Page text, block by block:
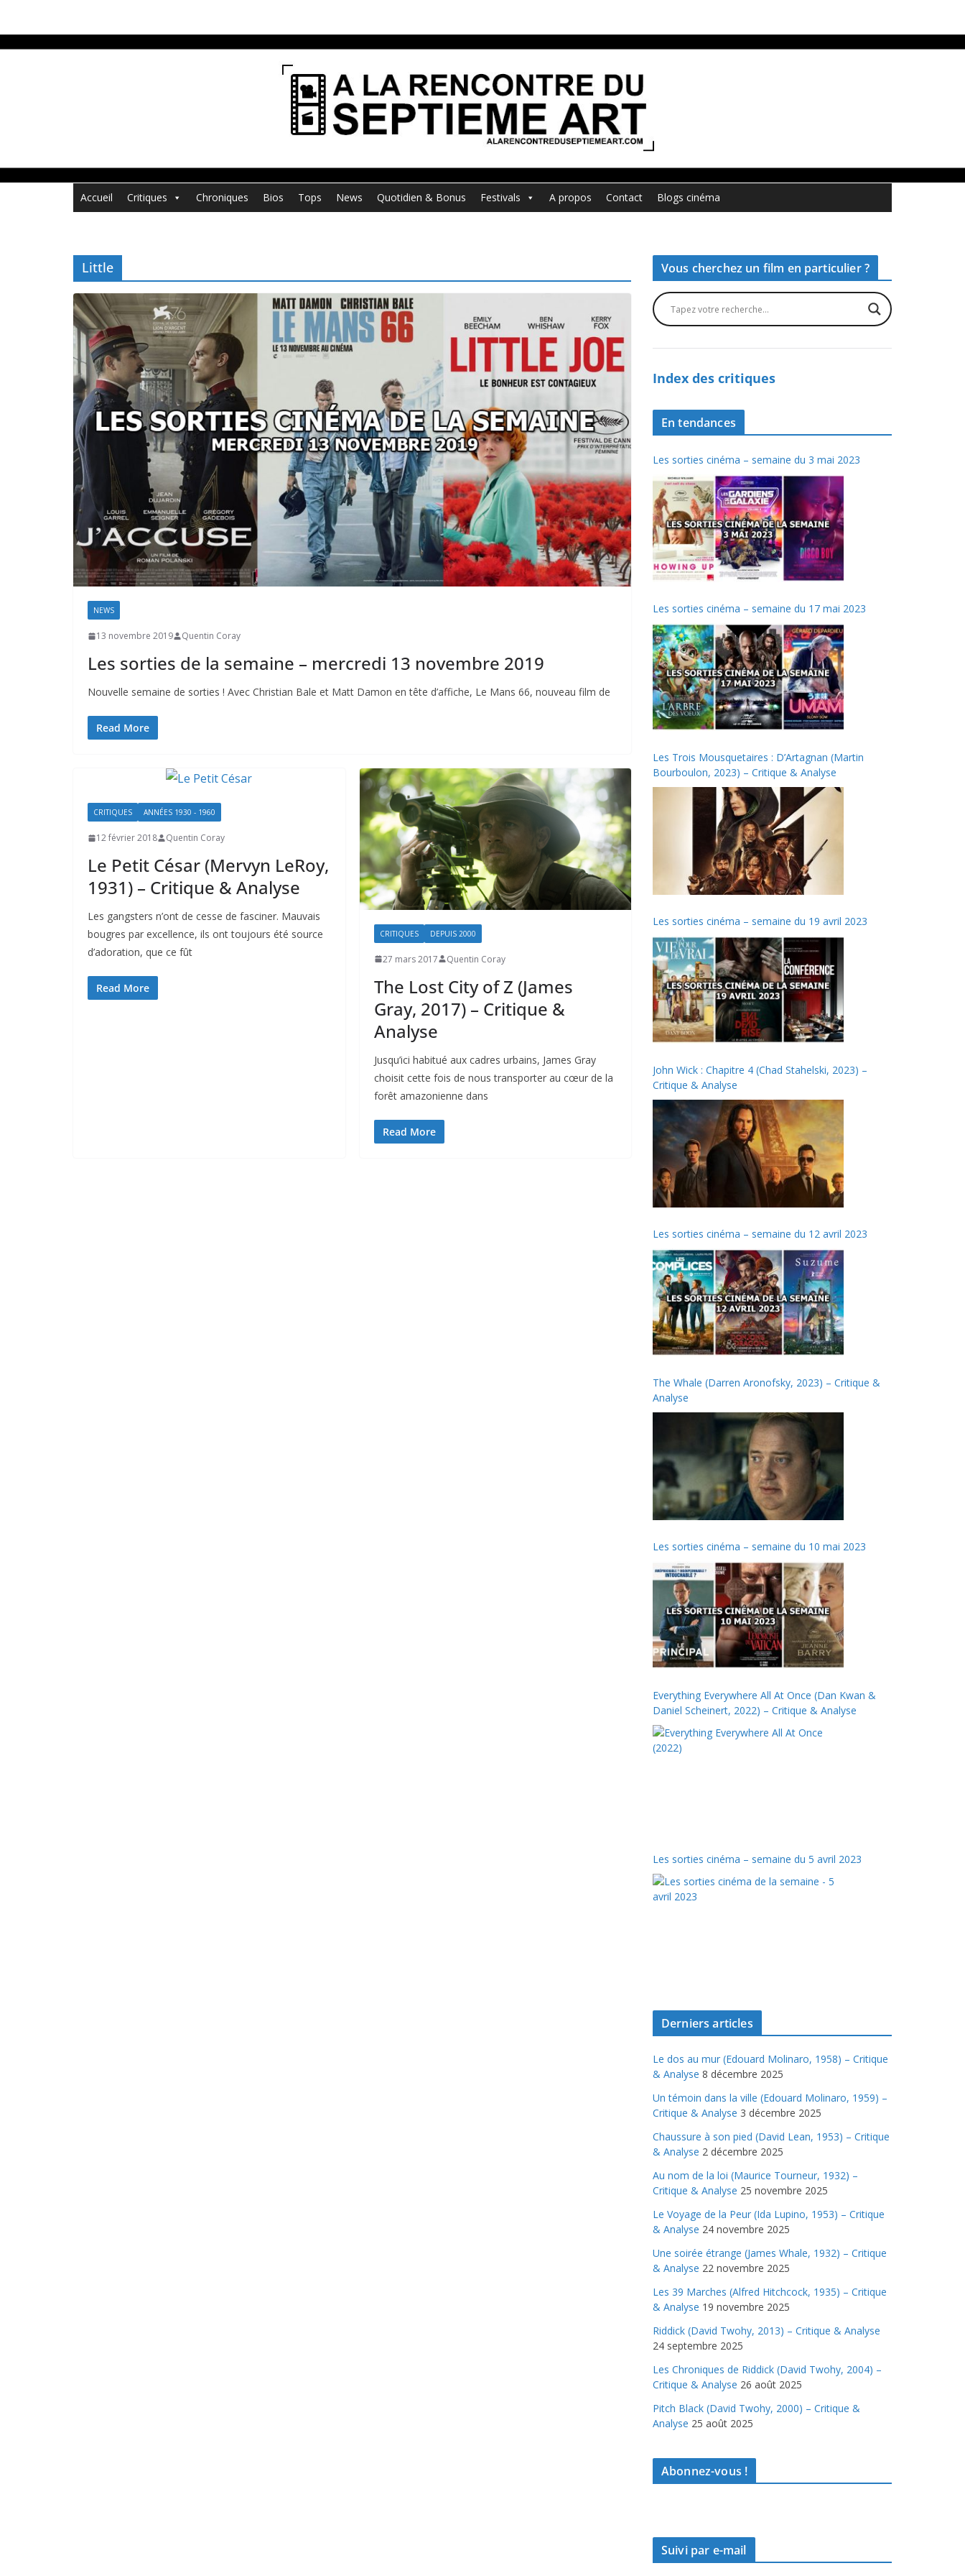
contenu
Accueil Critiques Chroniques Bios Tops News Quotidien & Bonus Festivals A propos Contact Blogs cinéma
Little
NEWS
13 novembre 2019 Quentin Coray
Les sorties de la semaine – mercredi 13 novembre 2019
Nouvelle semaine de sorties ! Avec Christian Bale et Matt Damon en tête d’affiche, Le Mans 66, nouveau film de
Read More
CRITIQUES ANNÉES 1930 - 1960
12 février 2018 Quentin Coray
Le Petit César (Mervyn LeRoy,
1931) – Critique & Analyse
Les gangsters n’ont de cesse de fasciner. Mauvais
bougres par excellence, ils ont toujours été source
d’adoration, que ce fût
Read More
CRITIQUES DEPUIS 2000
27 mars 2017 Quentin Coray
The Lost City of Z (James
Gray, 2017) – Critique &
Analyse
Jusqu’ici habitué aux cadres urbains, James Gray
choisit cette fois de nous transporter au cœur de la
forêt amazonienne dans
Read More
Vous cherchez un film en particulier ?
Index des critiques
En tendances
Les sorties cinéma – semaine du 3 mai 2023
Les sorties cinéma – semaine du 17 mai 2023
Les Trois Mousquetaires : D’Artagnan (Martin
Bourboulon, 2023) – Critique & Analyse
Les sorties cinéma – semaine du 19 avril 2023
John Wick : Chapitre 4 (Chad Stahelski, 2023) –
Critique & Analyse
Les sorties cinéma – semaine du 12 avril 2023
The Whale (Darren Aronofsky, 2023) – Critique &
Analyse
Les sorties cinéma – semaine du 10 mai 2023
Everything Everywhere All At Once (Dan Kwan &
Daniel Scheinert, 2022) – Critique & Analyse
Les sorties cinéma – semaine du 5 avril 2023
Derniers articles
Le dos au mur (Edouard Molinaro, 1958) – Critique
& Analyse 8 décembre 2025
Un témoin dans la ville (Edouard Molinaro, 1959) –
Critique & Analyse 3 décembre 2025
Chaussure à son pied (David Lean, 1953) – Critique
& Analyse 2 décembre 2025
Au nom de la loi (Maurice Tourneur, 1932) –
Critique & Analyse 25 novembre 2025
Le Voyage de la Peur (Ida Lupino, 1953) – Critique
& Analyse 24 novembre 2025
Une soirée étrange (James Whale, 1932) – Critique
& Analyse 22 novembre 2025
Les 39 Marches (Alfred Hitchcock, 1935) – Critique
& Analyse 19 novembre 2025
Riddick (David Twohy, 2013) – Critique & Analyse
24 septembre 2025
Les Chroniques de Riddick (David Twohy, 2004) –
Critique & Analyse 26 août 2025
Pitch Black (David Twohy, 2000) – Critique &
Analyse 25 août 2025
Abonnez-vous !
Suivi par e-mail